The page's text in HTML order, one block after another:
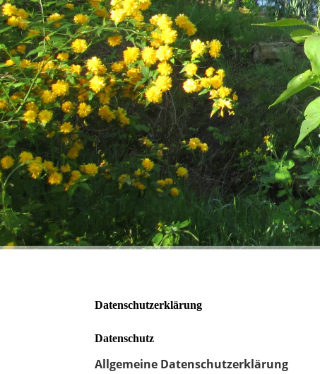
Datenschutzerklärung
Datenschutz
Allgemeine Datenschutzerklärung